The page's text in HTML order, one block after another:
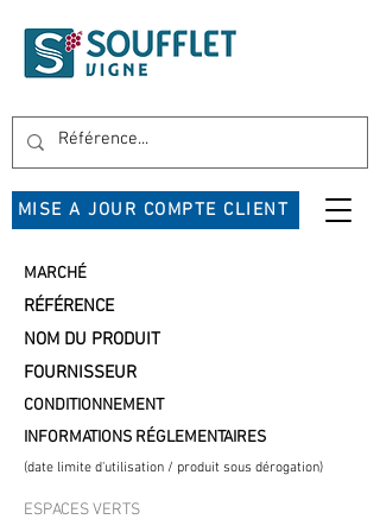
MISE A JOUR COMPTE CLIENT
MARCHÉ
RÉFÉRENCE
NOM DU PRODUIT
FOURNISSEUR
CONDITIONNEMENT
INFORMATIONS RÉGLEMENTAIRES
(date limite d'utilisation / produit sous dérogation)
ESPACES VERTS